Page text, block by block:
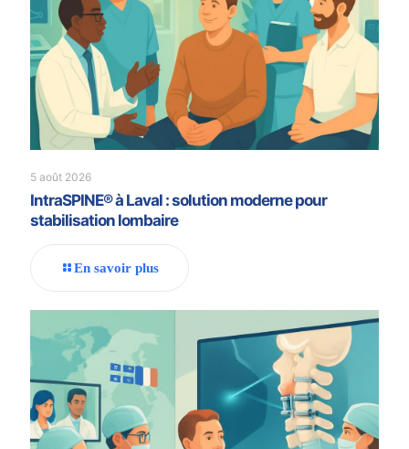
5 août 2026
IntraSPINE® à Laval : solution moderne pour
stabilisation lombaire
En savoir plus